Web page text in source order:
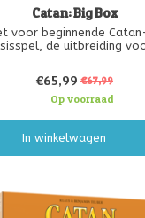
Catan: Big Box
voor beginnende
de uitbreiding
€65,99 €67,99
Op voorraad
In winkelwagen